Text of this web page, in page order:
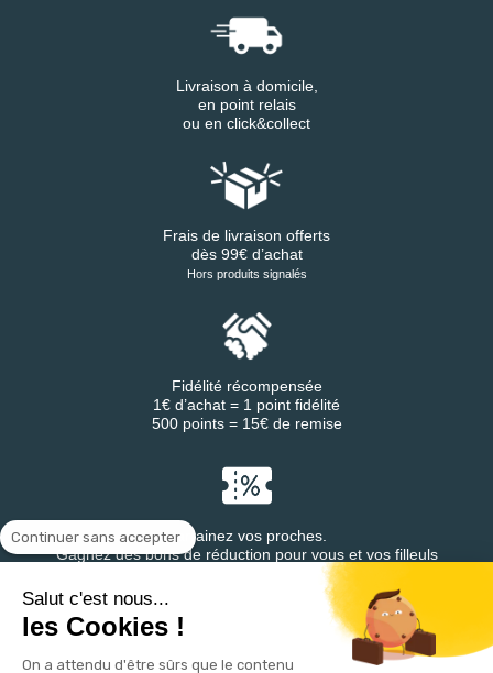
Continuer sans accepter
Salut c'est nous...
les Cookies !
On a attendu d'être sûrs que le contenu
Livraison à domicile,
en point relais
ou en click&collect
Frais de livraison offerts
dès 99€ d’achat
Hors produits signalés
Fidélité récompensée
1€ d’achat = 1 point fidélité
500 points = 15€ de remise
Parrainez vos proches.
Gagnez des bons de réduction pour vous et vos filleuls